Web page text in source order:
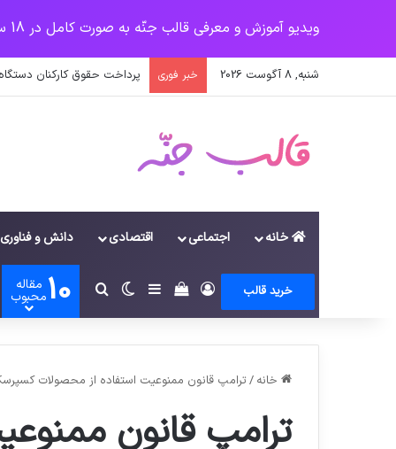
ویدیو آموزش و معرفی قالب جنّه به صورت کامل در 18 سرفصل
شنبه, 8 آگوست 2026 خبر فوری پرداخت حقوق کارکنان دستگاه‌ها در سال ۱۴۰۰ منوط به ثبت
خانه اجتماعی اقتصادی دانش و فناوری
خرید قالب وروددیدن سبد خرید
سایدبارتغییر پوسته
جستجو برای
10 مقاله
محبوب
خانه / ترامپ قانون ممنوعیت استفاده از محصولات
ترامپ قانون